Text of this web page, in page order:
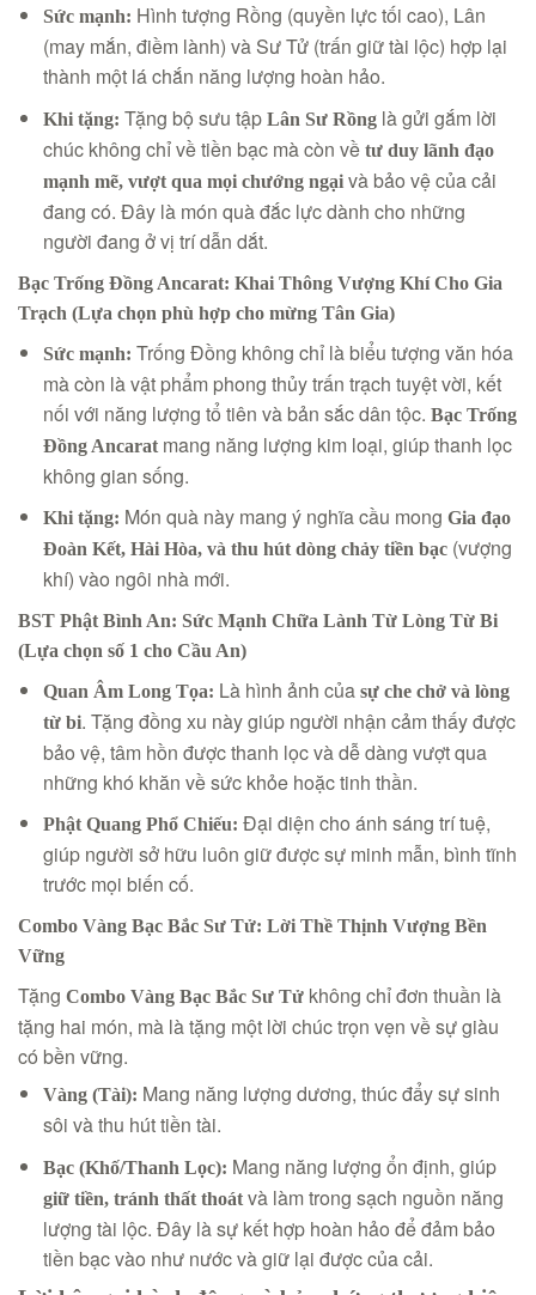
Sức mạnh: Hình tượng Rồng (quyền lực tối cao), Lân
(may mắn, điềm lành) và Sư Tử (trấn giữ tài lộc) hợp lại
thành một lá chắn năng lượng hoàn hảo.
Khi tặng: Tặng bộ sưu tập Lân Sư Rồnglà gửi gắm lời
chúc không chỉ về tiền bạc mà còn về tư duy lãnh đạo
mạnh mẽ, vượt qua mọi chướng ngạivà bảo vệ của cải
đang có. Đây là món quà đắc lực dành cho những
người đang ở vị trí dẫn dắt.
Bạc Trống Đồng Ancarat: Khai Thông Vượng Khí Cho Gia
Trạch (Lựa chọn phù hợp cho mừng Tân Gia)
Sức mạnh: Trống Đồng không chỉ là biểu tượng văn hóa
mà còn là vật phẩm phong thủy trấn trạch tuyệt vời, kết
nối với năng lượng tổ tiên và bản sắc dân tộc. Bạc Trống
Đồng Ancaratmang năng lượng kim loại, giúp thanh lọc
không gian sống.
Khi tặng: Món quà này mang ý nghĩa cầu mong Gia đạo
Đoàn Kết, Hài Hòa, và thu hút dòng chảy tiền bạc(vượng
khí) vào ngôi nhà mới.
BST Phật Bình An: Sức Mạnh Chữa Lành Từ Lòng Từ Bi
(Lựa chọn số 1 cho Cầu An)
Quan Âm Long Tọa: Là hình ảnh của sự che chở và lòng
từ bi. Tặng đồng xu này giúp người nhận cảm thấy được
bảo vệ, tâm hồn được thanh lọc và dễ dàng vượt qua
những khó khăn về sức khỏe hoặc tinh thần.
Phật Quang Phổ Chiếu: Đại diện cho ánh sáng trí tuệ,
giúp người sở hữu luôn giữ được sự minh mẫn, bình tĩnh
trước mọi biến cố.
Combo Vàng Bạc Bắc Sư Tử: Lời Thề Thịnh Vượng Bền
Vững
Tặng Combo Vàng Bạc Bắc Sư Tử không chỉ đơn thuần là
tặng hai món, mà là tặng một lời chúc trọn vẹn về sự giàu
có bền vững.
Vàng (Tài): Mang năng lượng dương, thúc đẩy sự sinh
sôi và thu hút tiền tài.
Bạc (Khố/Thanh Lọc): Mang năng lượng ổn định, giúp
giữ tiền, tránh thất thoátvà làm trong sạch nguồn năng
lượng tài lộc. Đây là sự kết hợp hoàn hảo để đảm bảo
tiền bạc vào như nước và giữ lại được của cải.